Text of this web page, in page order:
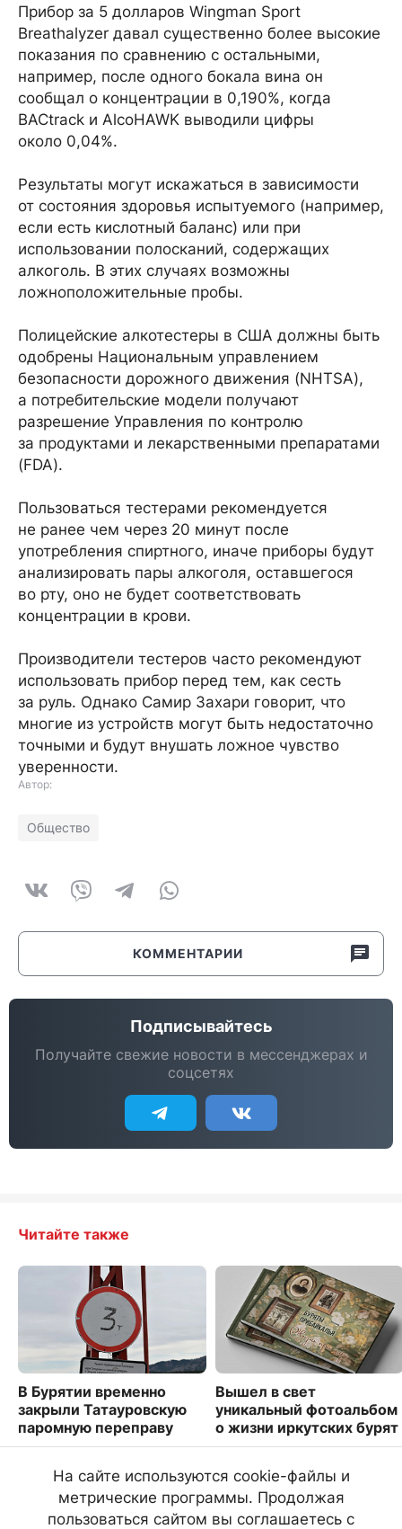
Прибор за 5 долларов Wingman Sport
Breathalyzer давал существенно более высокие
показания по сравнению с остальными,
например, после одного бокала вина он
сообщал о концентрации в 0,190%, когда
BACtrack и AlcoHAWK выводили цифры
около 0,04%.
Результаты могут искажаться в зависимости
от состояния здоровья испытуемого (например,
если есть кислотный баланс) или при
использовании полосканий, содержащих
алкоголь. В этих случаях возможны
ложноположительные пробы.
Полицейские алкотестеры в США должны быть
одобрены Национальным управлением
безопасности дорожного движения (NHTSA),
а потребительские модели получают
разрешение Управления по контролю
за продуктами и лекарственными препаратами
(FDA).
Пользоваться тестерами рекомендуется
не ранее чем через 20 минут после
употребления спиртного, иначе приборы будут
анализировать пары алкоголя, оставшегося
во рту, оно не будет соответствовать
концентрации в крови.
Производители тестеров часто рекомендуют
использовать прибор перед тем, как сесть
за руль. Однако Самир Захари говорит, что
многие из устройств могут быть недостаточно
точными и будут внушать ложное чувство
уверенности.
Автор:
Общество
КОММЕНТАРИИ
Подписывайтесь
Получайте свежие новости в мессенджерах и
соцсетях
Читайте также
В Бурятии временно
закрыли Татауровскую
паромную переправу
Вышел в свет
уникальный фотоальбом
о жизни иркутских бурят
На сайте используются cookie-файлы и
метрические программы. Продолжая
пользоваться сайтом вы соглашаетесь с